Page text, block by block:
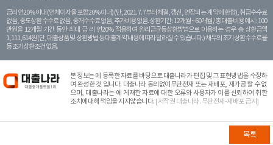
금리 연20% 이내 (연체이자율 포함 20% 이내) (단, 2021. 7. 7부터 체결, 갱신, 연장되는 계 약에 한함), 취급수수료
없음, 중도상환 수수료 없음, 중개수수료 없음, 추가비용 없음. 상환기간 : 12개월 ~ 60개월 / 총 대출 비용 예시 : 100
만원을 12개월 기간 동안 최대 금 리 연20% 적용하여 원리금균등상환방법으로 이용하는 경우 총 상환금액
1,111,614원 (단, 대출상품 및 상환방법 등 대출계약 내용에 따라 달라질 수 있습니다.) 채무의 조기 상환수수료율
등 조기상환조건 없음.
본 정보는에 등록한 자료를 바탕으로 대출나라가 편집 및 그 표현방법을 수정하
여 완성한 것 입니다. 대출나라 동의없이무단전재 또는 재배포, 재가공 할 수 없
으며, 대출나라는 에 게재한 자료에 대한 오류와 사용자가 이를 신뢰하여 취한
조치에대해 책임을 지지않습니다. [저작권 대출나라. 무단전재-재배포 금지]
목록